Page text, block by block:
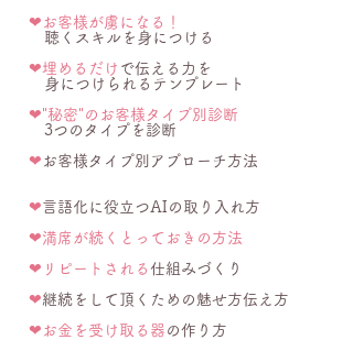
❤︎ お客様が虜になる！
聴くスキルを身につける
❤︎埋めるだけ で伝える力を
身につけられるテンプレート
❤︎"秘密"のお客様タイプ別診断
3つのタイプを診断
❤︎ お客様タイプ別アプローチ方法​
❤︎言語化に役立つAIの取り入れ方
❤︎満席が続くとっておきの方法
❤︎リピートされる 仕組みづくり
❤︎継続をして頂くための魅せ方伝え方
❤︎お金を受け取る器 の作り方